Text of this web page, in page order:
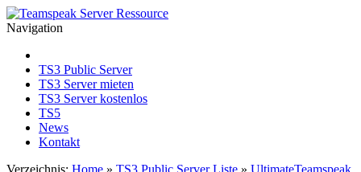
Navigation
TS3 Public Server
TS3 Server mieten
TS3 Server kostenlos
TS5
News
Kontakt
Verzeichnis: Home » TS3 Public Server Liste » UltimateTeamspeak